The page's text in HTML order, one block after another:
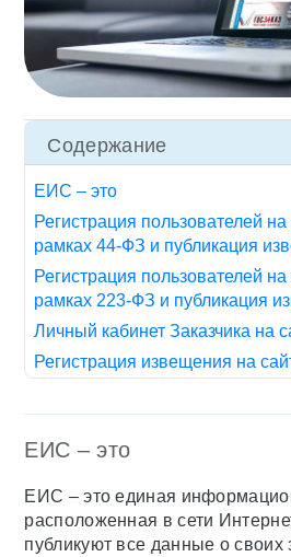
Содержание
ЕИС – это
Регистрация пользователей
рамках 44-ФЗ и публикация
Регистрация пользователей
рамках 223-ФЗ и публикация
Личный кабинет Заказчика на
Регистрация извещения на
ЕИС – это
ЕИС – это единая
расположенная в сети
публикуют все данные о своих